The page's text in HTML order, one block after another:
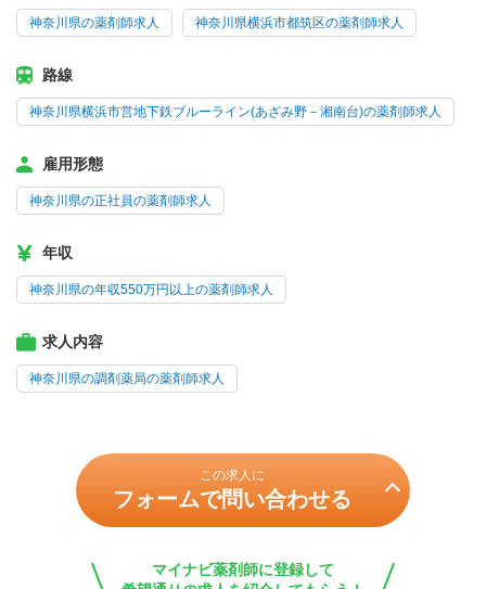
神奈川県の薬剤師求人 神奈川県横浜市都筑区の薬剤師求人
路線
神奈川県横浜市営地下鉄ブルーライン(あざみ野－湘南台)の薬剤師求人
雇用形態
神奈川県の正社員の薬剤師求人
年収
神奈川県の年収550万円以上の薬剤師求人
求人内容
神奈川県の調剤薬局の薬剤師求人
この求人に
フォームで問い合わせる
マイナビ薬剤師に登録して